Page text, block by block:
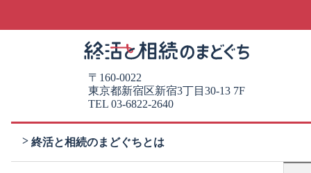
〒160-0022
東京都新宿区新宿3丁目30-13 7F
TEL 03-6822-2640
終活と相続のまどぐちとは